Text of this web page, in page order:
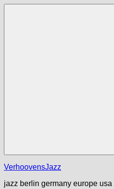
Zum
VerhoovensJazz
jazz berlin germany europe usa